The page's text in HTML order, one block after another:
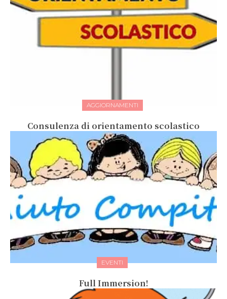
AGGIORNAMENTI
Consulenza di orientamento scolastico
EVENTI
Full Immersion!